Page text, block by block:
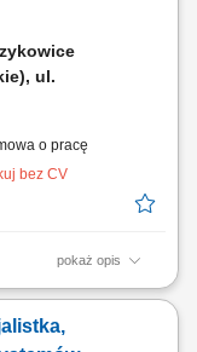
i wdrażanie
ul.
o pracę
bez CV
pokaż opis
w
ze